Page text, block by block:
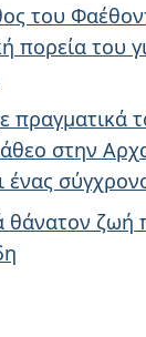
του
πορεία του
πραγματικά
στην
ένας
θάνατον ζωή